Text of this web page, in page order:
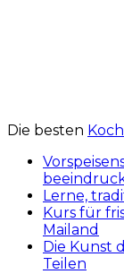
Die besten
Lerne,
Kurs für
Mailand
Die Kunst
Teilen